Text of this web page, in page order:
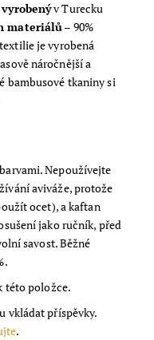
v Turecku
materiálů– 90%
je vyrobená
náročnější a
bambusové tkaniny si
Nepoužívejte
aviváže, protože
ocet), a kaftan
jako ručník, před
savost. Běžné
této položce.
vkládat příspěvky.
.